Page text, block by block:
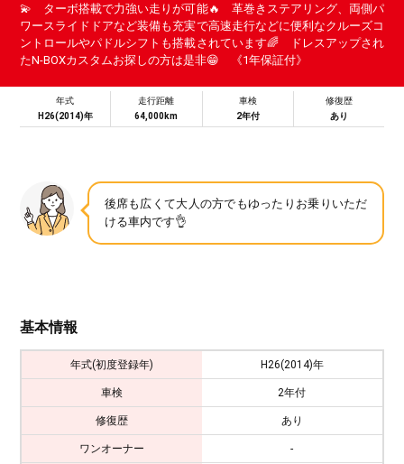
💫 ターボ搭載で力強い走りが可能🔥 革巻きステアリング、両側パ
ワースライドドアなど装備も充実で高速走行などに便利なクルーズコ
ントロールやパドルシフトも搭載されています🌈 ドレスアップされ
たN-BOXカスタムお探しの方は是非😁 《1年保証付》
年式
H26(2014)年
走行距離
64,000km
車検
2年付
修復歴
あり
後席も広くて大人の方でもゆったりお乗りいただ
ける車内です👌
基本情報
年式(初度登録年) H26(2014)年
車検 2年付
修復歴 あり
ワンオーナー -